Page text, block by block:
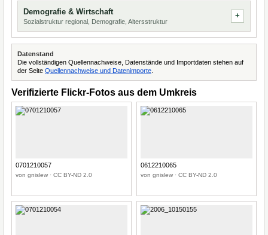
Demografie & Wirtschaft
Sozialstruktur regional, Demografie, Altersstruktur
Datenstand
Die vollständigen Quellennachweise, Datenstände und Importdaten stehen auf
der Seite Quellennachweise und Datenimporte
Verifizierte Flickr-Fotos aus dem Umkreis
0701210057
von gnislew · CC BY-ND 2.0
0612210065
von gnislew · CC BY-ND 2.0